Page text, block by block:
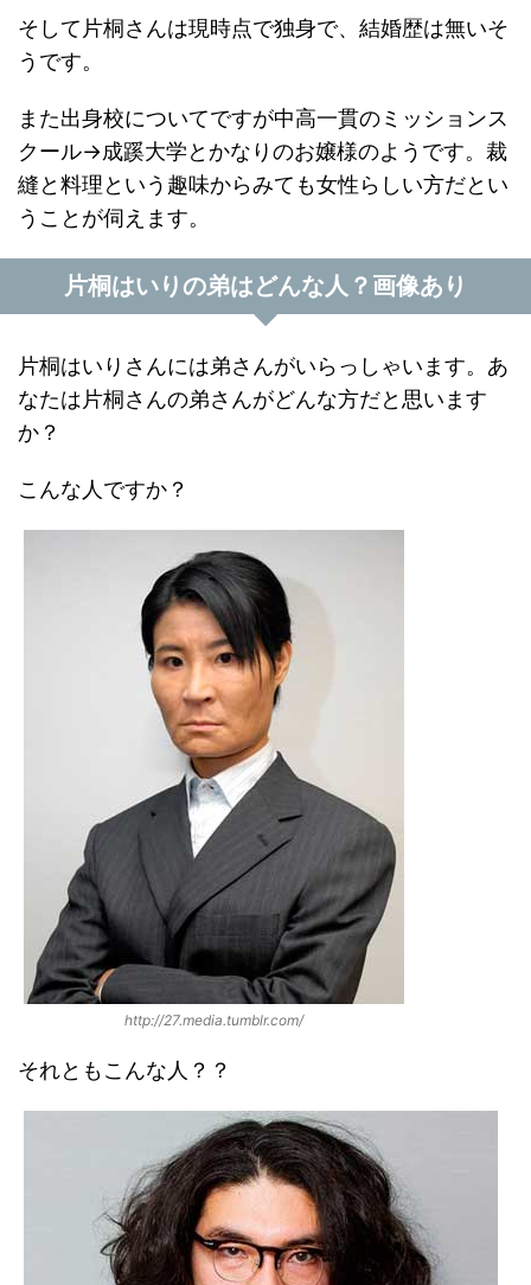
そして片桐さんは現時点で独身で、結婚歴は無いそ
うです。
また出身校についてですが中高一貫のミッションス
クール→成蹊大学とかなりのお嬢様のようです。裁
縫と料理という趣味からみても女性らしい方だとい
うことが伺えます。
片桐はいりの弟はどんな人？画像あり
片桐はいりさんには弟さんがいらっしゃいます。あ
なたは片桐さんの弟さんがどんな方だと思います
か？
こんな人ですか？
http://27.media.tumblr.com/
それともこんな人？？